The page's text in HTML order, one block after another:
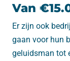
Van
Er zijn ook
gaan voor hun
geluidsman tot